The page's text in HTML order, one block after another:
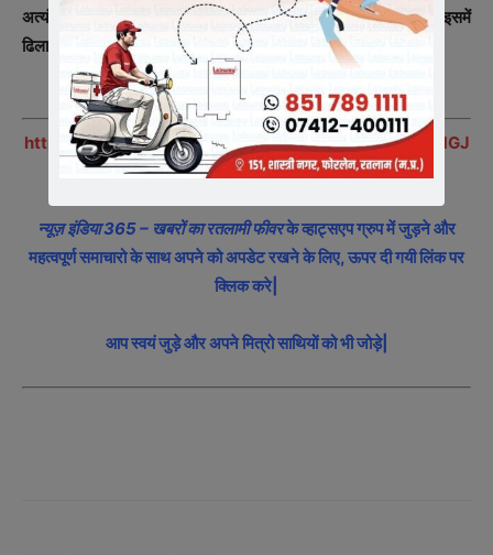
अत्यंत महत्वपूर्ण एवं शासन की सर्वोच्च प्राथमिकता में शामिल है। निगमायुक्त इसमें
ढिलाई नहीं बरते, तत्काल आवेदनों का शत-प्रतिशत निराकरण करें।
https://chat.whatsapp.com/KWFoNgA4EMw9VmZMGJ
mx5l
न्यूज़ इंडिया 365 – खबरों का रतलामी फीवरके व्हाट्सएप ग्रुप में जुड़ने और
महत्वपूर्ण समाचारो के साथ अपने को अपडेट रखने के लिए, ऊपर दी गयी लिंक पर
क्लिक करे|
आप स्वयं जुड़े और अपने मित्रो साथियों को भी जोड़े|